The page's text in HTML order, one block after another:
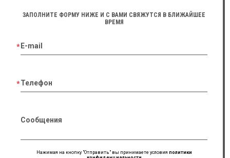
ЗАПОЛНИТЕ ФОРМУ НИЖЕ И С ВАМИ СВЯЖУТСЯ В БЛИЖАЙШЕЕ
ВРЕМЯ
E-mail
Телефон
Сообщения
Нажимая на кнопку "Отправить" вы принимаете условия политики